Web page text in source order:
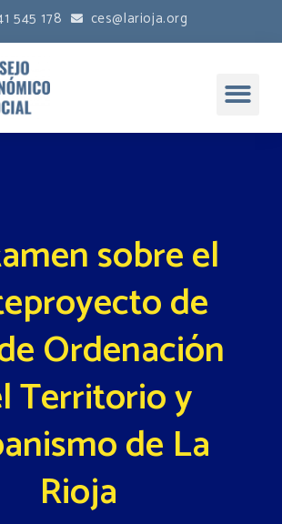
545 178 ces@larioja.org
sobre el
de
Ordenación
Territorio y
de La
Rioja